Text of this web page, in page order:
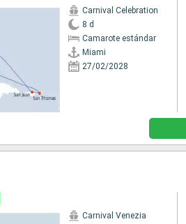
Carnival Celebration
8 d
Camarote estándar
Miami
27/02/2028
Carnival Venezia